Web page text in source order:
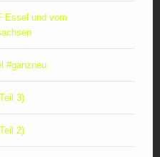
Essel und vom
#ganzneu
3)
2)